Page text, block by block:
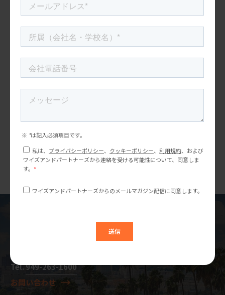
を無料配布中！！
アメリカ市場において実は必須となるのがインスタグラムの運用
です。
2022.06.10
今月の人気記事はこれっ！
5151 California Ave. Suite 100
Tel.949-263-1600
お問い合わせ